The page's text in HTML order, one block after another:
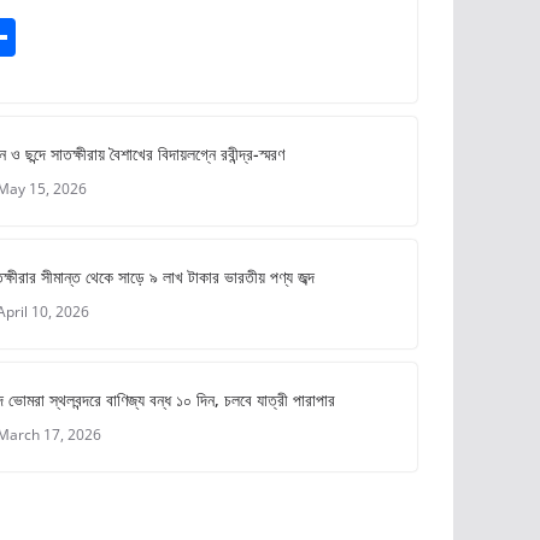
S
e
ও ছন্দে সাতক্ষীরায় বৈশাখের বিদায়লগ্নে রবীন্দ্র-স্মরণ
15, 2026
সীমান্ত থেকে সাড়ে ৯ লাখ টাকার ভারতীয় পণ্য জব্দ
10, 2026
ভোমরা স্থলবন্দরে বাণিজ্য বন্ধ ১০ দিন, চলবে যাত্রী পারাপার
17, 2026